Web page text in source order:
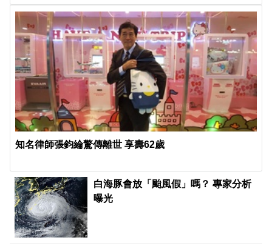
知名律師張鈞綸驚傳離世 享壽62歲
白海豚會放「颱風假」嗎？ 專家分析
曝光